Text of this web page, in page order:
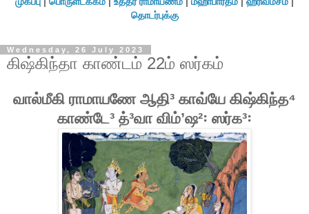
தொடர்புக்கு
Wednesday, 26 July 2023
கிஷ்கிந்தா காண்டம் 22ம் ஸர்கம்
வால்மீகி ராமாயணே ஆதி³ காவ்யே கிஷ்கிந்த⁴
காண்டே³ த்³வா விம்ʼஷ²꞉ ஸர்க³꞉